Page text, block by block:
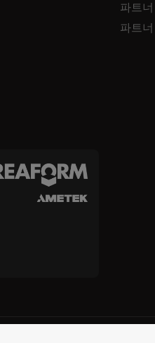
파트너
파트